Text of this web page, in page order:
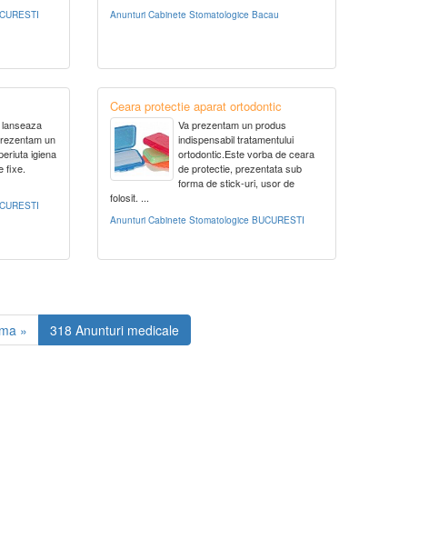
Anunturi Cabinete Stomatologice Bacau
un
igiena
fixe.
Ceara protectie aparat ortodontic
Va prezentam un produs
indispensabil tratamentului
ortodontic.Este vorba de ceara
de protectie, prezentata sub
forma de stick-uri, usor de
folosit. ...
Anunturi Cabinete Stomatologice BUCURESTI
» 318 Anunturi medicale